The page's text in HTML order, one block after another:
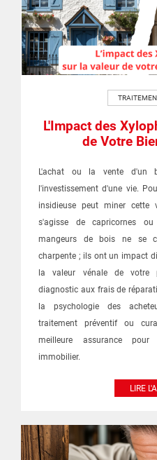
L'Impact des
de Votre
L'achat ou la vente d'un
l'investissement d'une vie.
insidieuse peut miner cette
s'agisse de capricornes
mangeurs de bois ne se
charpente ; ils ont un impact
la valeur vénale de votre
diagnostic aux frais de
la psychologie des
traitement préventif ou
meilleure assurance pour
immobilier.
LIRE